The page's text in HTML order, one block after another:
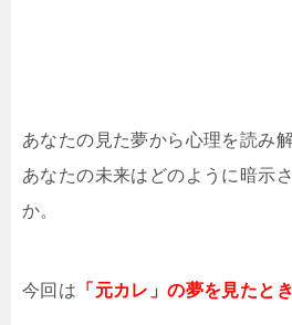
あなたの見た夢から心理を読み
あなたの未来はどのように暗示
か。
今回は 「元カレ」の夢を見たとき